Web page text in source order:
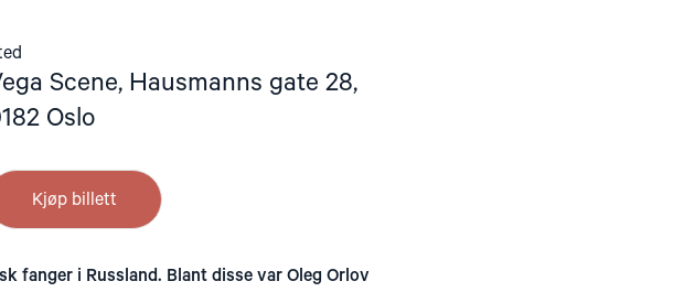
Scene, Hausmanns gate 28,
Oslo
Kjøp billett
fanger i Russland. Blant disse var Oleg Orlov